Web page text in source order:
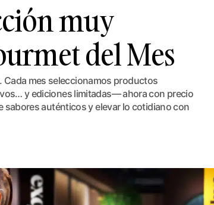
muy
del Mes
Cada mes seleccionamos productos
y ediciones limitadas— ahora con precio
auténticos y elevar lo cotidiano con